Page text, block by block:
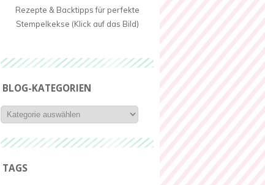
Rezepte & Backtipps für perfekte
Stempelkekse (Klick auf das Bild)
BLOG-KATEGORIEN
Blog-
Kategorien
TAGS